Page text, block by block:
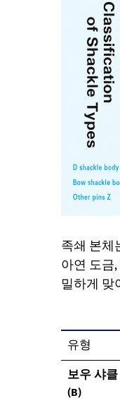
족쇄 본체
아연 도금
밀하게 맞
유형
보우 샤클
(B)